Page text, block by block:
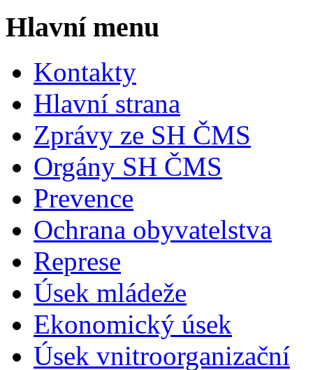
Hlavní menu
Kontakty
Hlavní strana
Zprávy ze SH ČMS
Orgány SH ČMS
Prevence
Ochrana obyvatelstva
Represe
Úsek mládeže
Ekonomický úsek
Úsek vnitroorganizační